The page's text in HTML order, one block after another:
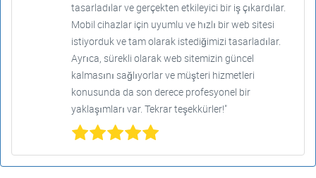
tasarladılar ve gerçekten etkileyici bir iş çıkardılar.
Mobil cihazlar için uyumlu ve hızlı bir web sitesi
istiyorduk ve tam olarak istediğimizi tasarladılar.
Ayrıca, sürekli olarak web sitemizin güncel
kalmasını sağlıyorlar ve müşteri hizmetleri
konusunda da son derece profesyonel bir
yaklaşımları var. Tekrar teşekkürler!"